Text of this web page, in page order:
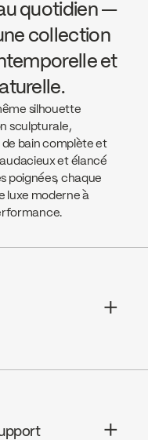
quotidien —
collection
et
silhouette
sculpturale,
bain complète et
et élancé
poignées, chaque
luxe moderne à